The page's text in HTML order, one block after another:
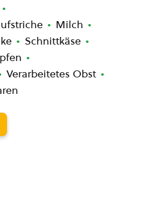
Milch
Schnittkäse
Verarbeitetes Obst